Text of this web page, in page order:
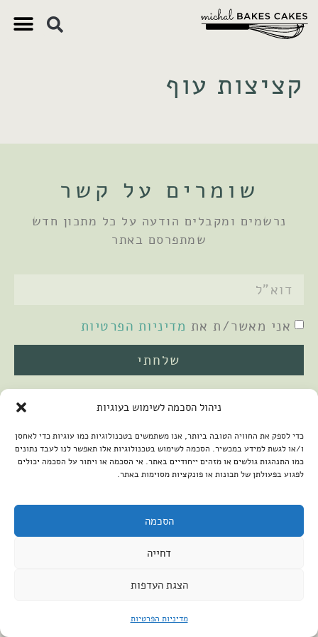
ניהול הסכמה לשימוש בעוגיות
כדי לספק את החוויה הטובה ביותר, אנו משתמשים בטכנולוגיות כמו עוגיות כדי לאחסן
ו/או לגשת למידע במכשיר. הסכמה לשימוש בטכנולוגיות אלו תאפשר לנו לעבד נתונים
כמו התנהגות גולשים או מזהים ייחודיים באתר. אי הסכמה או ויתור על הסכמה יכולים
לפגוע בפעולתן של תכונות או פונקציות מסוימות באתר.
הסכמה
דחייה
הצגת העדפות
מדיניות הפרטיות
קציצות עוף
שומרים על קשר
נרשמים ומקבלים הודעה על כל מתכון חדש
שמתפרסם באתר
אני מאשר/ת את מדיניות הפרטיות
שלחתי
2026 © כל הזכויות שמורות למיכל שמיר
הצהרת נגישות